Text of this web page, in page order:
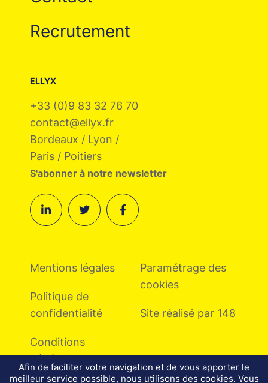
ELLYX
+33 (0)9 83 32 76 70
contact@ellyx.fr
Bordeaux / Lyon /
Paris / Poitiers
S'abonner à notre newsletter
Mentions légales
Politique de
confidentialité
Conditions
générales de vente
Paramétrage des
cookies
Site réalisé par 148
Recrutement
Afin de faciliter votre navigation et de vous apporter le
meilleur service possible, nous utilisons des cookies. Vous